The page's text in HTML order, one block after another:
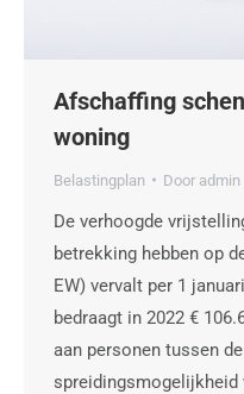
Afschaffing
woning
Belastingplan Door admin
De verhoogde
betrekking hebben op
EW) vervalt per 1
bedraagt in 2022 €
aan personen tussen
spreidingsmogelijkheid